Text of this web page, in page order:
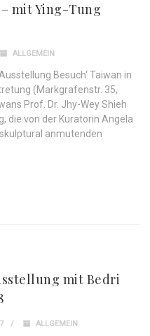
mit Ying-Tung
ALLGEMEIN
Besuch‘ Taiwan in
(Markgrafenstr. 35,
Prof. Dr. Jhy-Wey Shieh
die von der Kuratorin Angela
anmutenden
mit Bedri
ALLGEMEIN